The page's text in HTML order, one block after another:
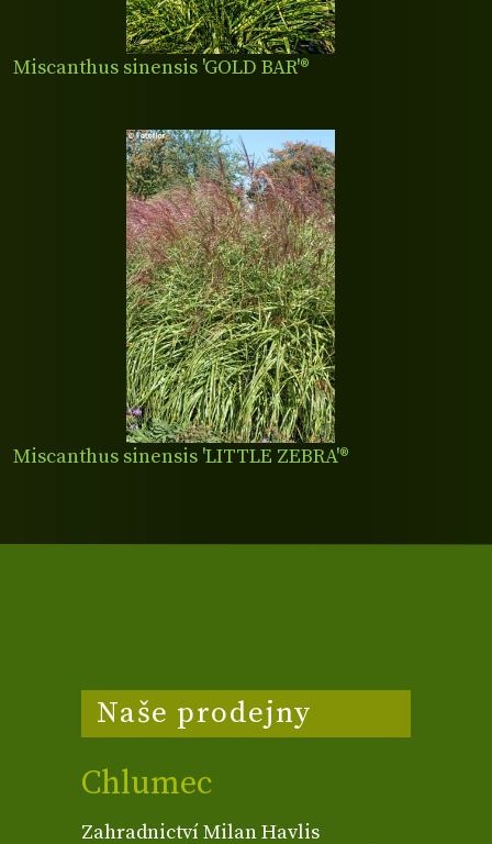
Miscanthus sinensis 'GOLD BAR'®
Miscanthus sinensis 'LITTLE ZEBRA'®
Naše prodejny
Chlumec
Zahradnictví Milan Havlis